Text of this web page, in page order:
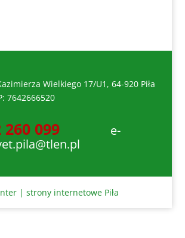
Wielkiego 17/U1, 64-920 Piła
099e-
| strony internetowe Piła